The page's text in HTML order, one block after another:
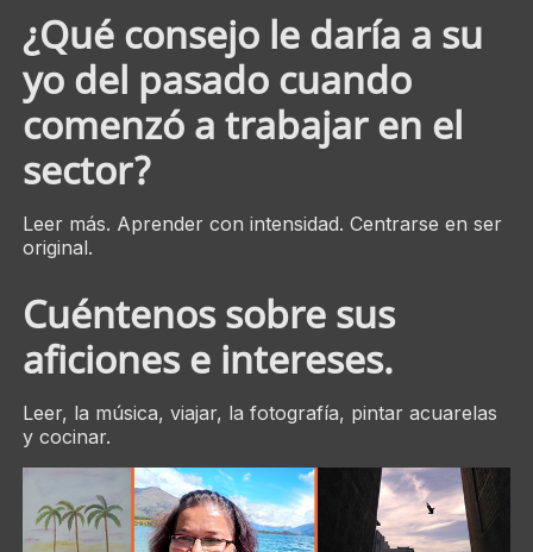
¿Qué consejo le daría a su
yo del pasado cuando
comenzó a trabajar en el
sector?
Leer más. Aprender con intensidad. Centrarse en ser
original.
Cuéntenos sobre sus
aficiones e intereses.
Leer, la música, viajar, la fotografía, pintar acuarelas
y cocinar.